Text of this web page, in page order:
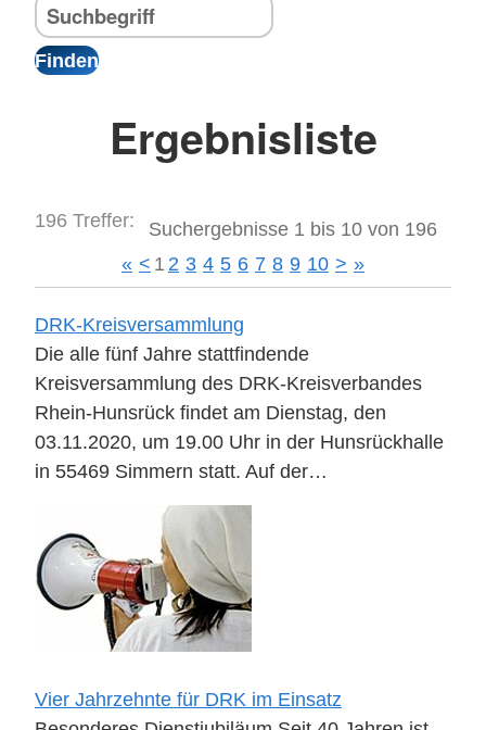
Ergebnisliste
196 Treffer:
Suchergebnisse 1 bis 10 von 196
« < 1 2 3 4 5 6 7 8 9 10 > »
DRK-Kreisversammlung
Die alle fünf Jahre stattfindende
Kreisversammlung des DRK-Kreisverbandes
Rhein-Hunsrück findet am Dienstag, den
03.11.2020, um 19.00 Uhr in der Hunsrückhalle
in 55469 Simmern statt. Auf der…
Vier Jahrzehnte für DRK im Einsatz